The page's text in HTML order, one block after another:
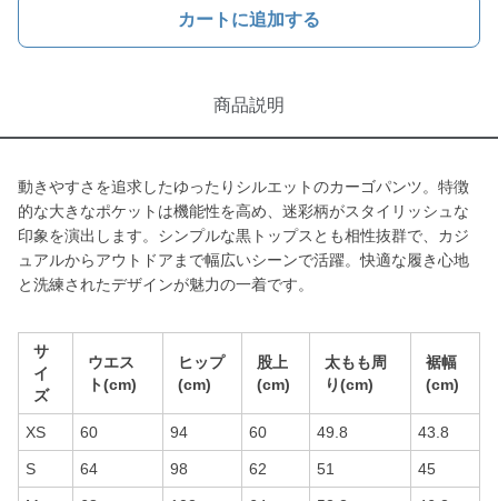
カートに追加する
商品説明
動きやすさを追求したゆったりシルエットのカーゴパンツ。特徴
的な大きなポケットは機能性を高め、迷彩柄がスタイリッシュな
印象を演出します。シンプルな黒トップスとも相性抜群で、カジ
ュアルからアウトドアまで幅広いシーンで活躍。快適な履き心地
と洗練されたデザインが魅力の一着です。
サ
イ
ズ
ウエス
ト(cm)
ヒップ
(cm)
股上
(cm)
太もも周
り(cm)
裾幅
(cm)
XS 60 94 60 49.8 43.8
S 64 98 62 51 45